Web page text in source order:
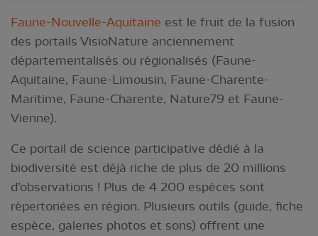
Faune-Nouvelle-Aquitaine est le fruit de la fusion
des portails VisioNature anciennement
départementalisés ou régionalisés (Faune-
Aquitaine, Faune-Limousin, Faune-Charente-
Maritime, Faune-Charente, Nature79 et Faune-
Vienne).
Ce portail de science participative dédié à la
biodiversité est déjà riche de plus de 20 millions
d’observations ! Plus de 4 200 espèces sont
répertoriées en région. Plusieurs outils (guide, fiche
espèce, galeries photos et sons) offrent une